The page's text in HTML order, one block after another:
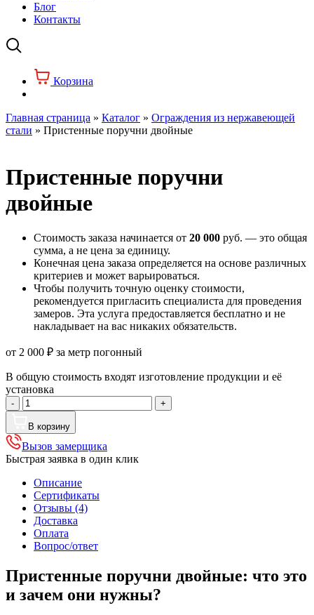
Блог
Контакты
Корзина
Главная страница » Каталог » Ограждения из нержавеющей
стали » Пристенные поручни двойные
Пристенные поручни
двойные
Стоимость заказа начинается от 20 000 руб. — это общая
сумма, а не цена за единицу.
Конечная цена заказа определяется на основе различных
критериев и может варьироваться.
Чтобы получить точную оценку стоимости,
рекомендуется пригласить специалиста для проведения
замеров. Эта услуга предоставляется бесплатно и не
накладывает на вас никаких обязательств.
от 2 000 ₽ за метр погонный
В общую стоимость входят изготовление продукции и её
установка
-
Количество
товара
Пристенные
двойные
+
В корзину
Вызов замерщика
Быстрая заявка в один клик
Описание
Сертификаты
Отзывы (4)
Доставка
Оплата
Вопрос/ответ
Пристенные поручни двойные: что это
и зачем они нужны?